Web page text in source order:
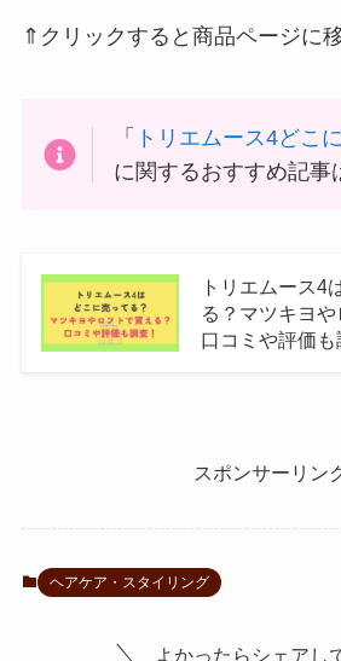
⇑クリックすると商品ページに
「 トリエムース4どこ
に関するおすすめ記事
トリエムース4
る？マツキヨ
口コミや評価も
スポンサーリン
ヘアケア・スタイリング
よかったらシェアし